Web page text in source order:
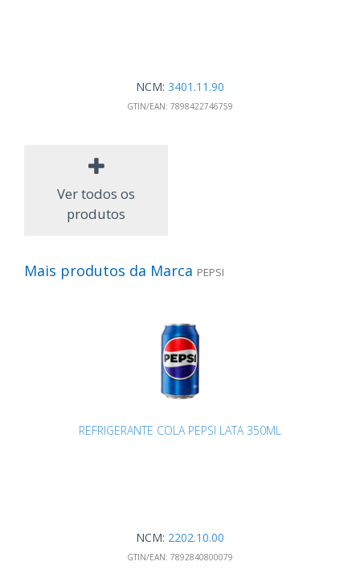
NCM: 3401.11.90
GTIN/EAN: 7898422746759
Ver todos os
produtos
Mais produtos da Marca PEPSI
REFRIGERANTE COLA PEPSI LATA 350ML
NCM: 2202.10.00
GTIN/EAN: 7892840800079